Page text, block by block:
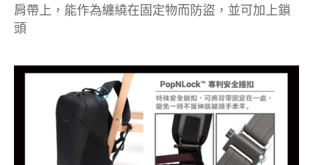
肩帶上，能作為纏繞在固定物而防盜，並可加上鎖
頭